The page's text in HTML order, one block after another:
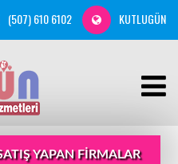
(507) 610 6102 KUTLUGÜN
YAPAN FIRMALAR